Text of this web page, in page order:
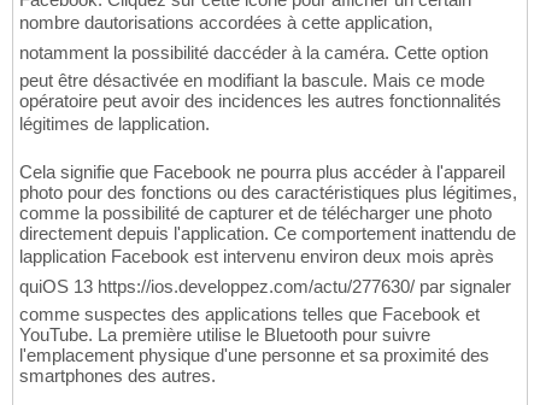
nombre dautorisations accordées à cette application,
notamment la possibilité daccéder à la caméra. Cette option
peut être désactivée en modifiant la bascule. Mais ce mode
opératoire peut avoir des incidences les autres fonctionnalités
légitimes de lapplication.
Cela signifie que Facebook ne pourra plus accéder à l'appareil
photo pour des fonctions ou des caractéristiques plus légitimes,
comme la possibilité de capturer et de télécharger une photo
directement depuis l'application. Ce comportement inattendu de
lapplication Facebook est intervenu environ deux mois après
quiOS 13 https://ios.developpez.com/actu/277630/ par signaler
comme suspectes des applications telles que Facebook et
YouTube. La première utilise le Bluetooth pour suivre
l'emplacement physique d'une personne et sa proximité des
smartphones des autres.